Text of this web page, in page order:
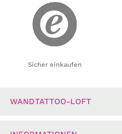
Sicher einkaufen
WANDTATTOO-LOFT